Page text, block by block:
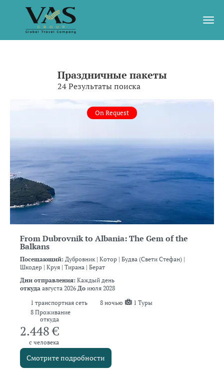
Праздничные пакеты
24 Результаты поиска
On Request
From Dubrovnik to Albania: The Gem of the
Balkans
Посещающий: Дубровник | Котор | Будва (Свети Стефан) |
Шкодер | Круя | Тирана | Берат
Дни отправления: Каждый день
откуда августа 2026 До июля 2028
1 транспортная сеть 8 ночью
1 Туры
8 Проживание
откуда
2.448 €
с человека
Смотрите подробности